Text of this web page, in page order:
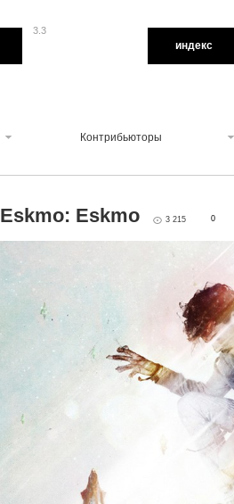
3.3
индекс
Контрибьюторы
Eskmo: Eskmo 3 215 0